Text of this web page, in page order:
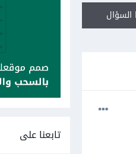
تابعنا على